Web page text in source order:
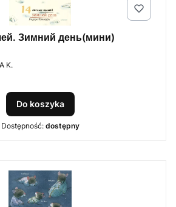
Зимний день(мини)
K.
Do koszyka
Dostępność: dostępny